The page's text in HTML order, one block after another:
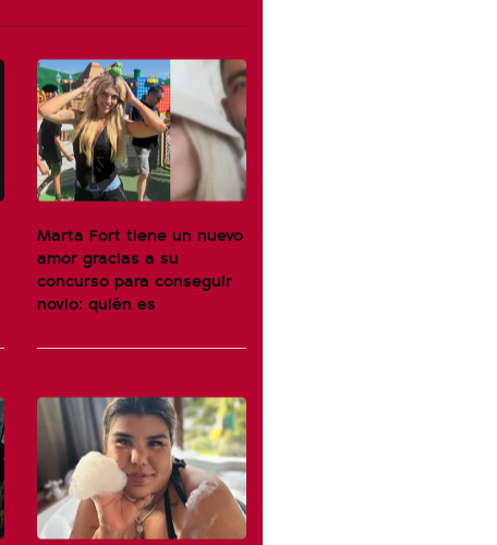
Marta Fort tiene un nuevo
amor gracias a su
concurso para conseguir
novio: quién es